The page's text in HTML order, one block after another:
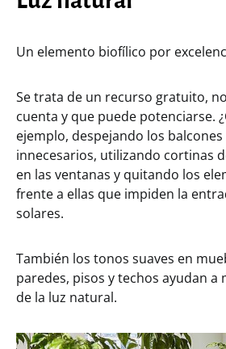
Un elemento biofílico por
Se trata de un recurso gratuito,
cuenta y que puede potenciarse.
ejemplo, despejando los
innecesarios, utilizando cortinas
en las ventanas y quitando los
frente a ellas que impiden la
solares.
También los tonos suaves en
paredes, pisos y techos ayudan a
de la luz natural.